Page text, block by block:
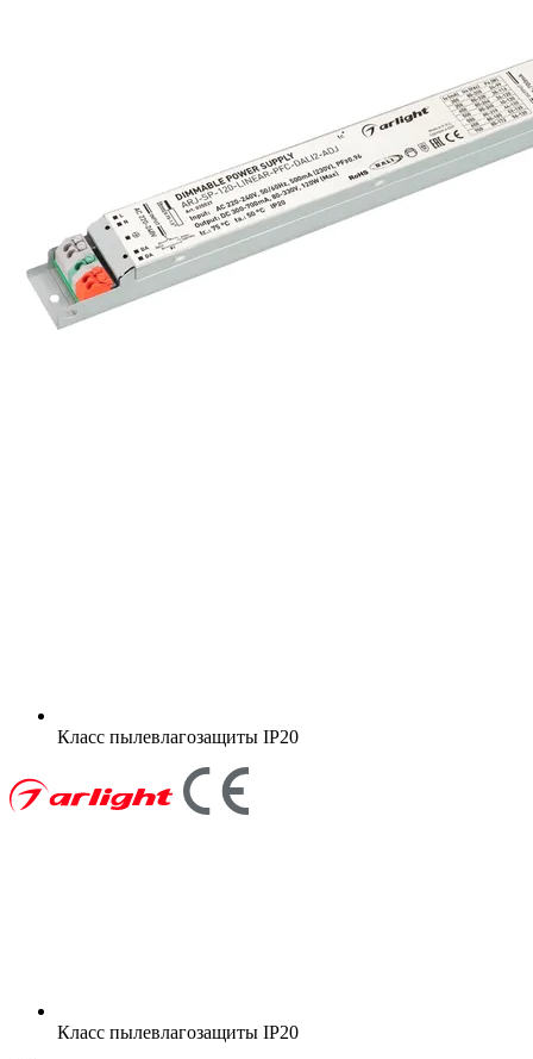
Класс пылевлагозащиты IP20
Класс пылевлагозащиты IP20